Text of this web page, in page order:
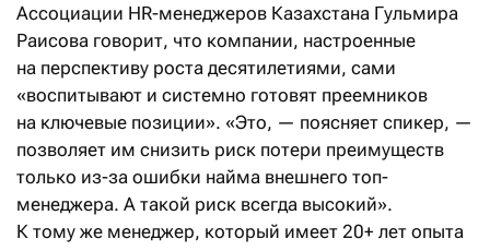
Ассоциации HR-менеджеров Казахстана Гульмира
Раисова говорит, что компании, настроенные
на перспективу роста десятилетиями, сами
«воспитывают и системно готовят преемников
на ключевые позиции». «Это, — поясняет спикер, —
позволяет им снизить риск потери преимуществ
только из-за ошибки найма внешнего топ-
менеджера. А такой риск всегда высокий».
К тому же менеджер, который имеет 20+ лет опыта